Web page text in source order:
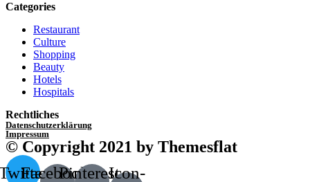
Categories
Restaurant
Culture
Shopping
Beauty
Hotels
Hospitals
Rechtliches
Datenschutzerklärung
Impressum
© Copyright 2021 by Themesflat
Facebook-
Pinterest-Icon-